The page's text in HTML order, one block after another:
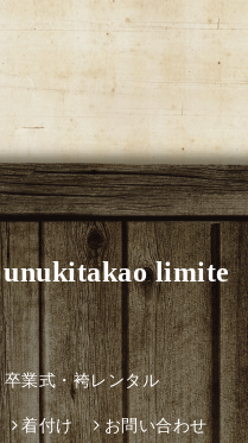
limite
卒業式・袴レンタル
着付け お問い合わせ